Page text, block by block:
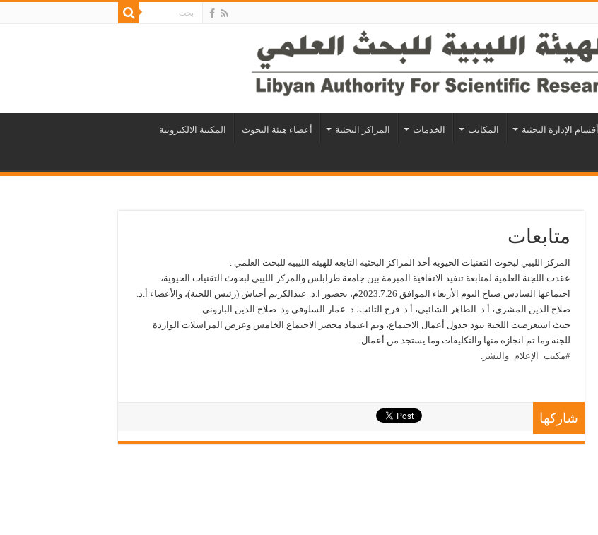
أقسام الإدارة البحثية المكاتب الخدمات المراكز البحثية أعضاء هيئة البحوث المكتبة الالكترونية
متابعات
المركز الليبي لبحوث التقنيات الحيوية أحد المراكز البحثية التابعة للهيئة الليبية للبحث العلمي .
عقدت اللجنة العلمية لمتابعة تنفيذ الاتفاقية المبرمة بين جامعة طرابلس والمركز الليبي لبحوث التقنيات الحيوية،
اجتماعها السادس صباح اليوم الأربعاء الموافق 2023.7.26م، بحضور ا.د. عبدالكريم أحتاش (رئيس اللجنة)، والأعضاء أ.د.
صلاح الدين المشري، أ.د. الطاهر الشائبي، أ.د. فرج التائب، د. عمار السلوقي ود. صلاح الدين الباروني.
حيث استعرضت اللجنة بنود جدول أعمال الاجتماع، وتم اعتماد محضر الاجتماع الخامس وعرض المراسلات الواردة
للجنة وما تم انجازه منها والتكليفات وما يستجد من أعمال.
#مكتب_الإعلام_والنشر .
شاركها